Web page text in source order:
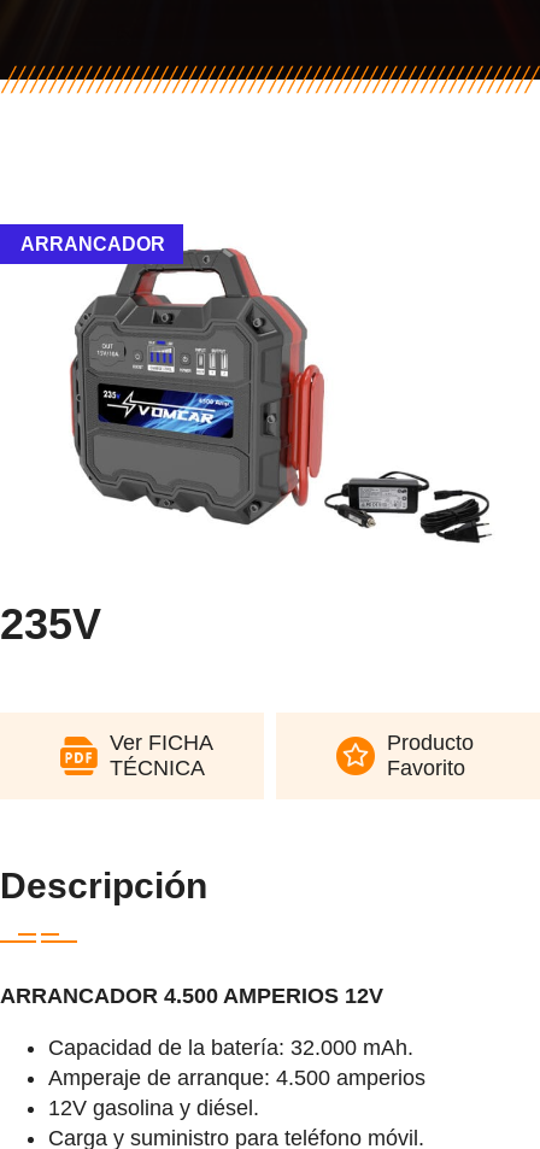
ARRANCADOR
235V
Ver FICHA
TÉCNICA
Producto
Favorito
Descripción
ARRANCADOR 4.500 AMPERIOS 12V
Capacidad de la batería: 32.000 mAh.
Amperaje de arranque: 4.500 amperios
12V gasolina y diésel.
Carga y suministro para teléfono móvil.